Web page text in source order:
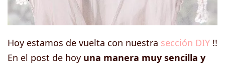
Hoy estamos de vuelta con nuestra sección DIY !!
En el post de hoy una manera muy sencilla y